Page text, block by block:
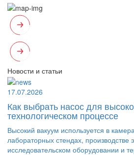
Новости и статьи
17.07.2026
Как выбрать насос для
технологическом процессе
Высокий вакуум используется в
лабораторных стендах, производстве
исследовательском оборудовании и